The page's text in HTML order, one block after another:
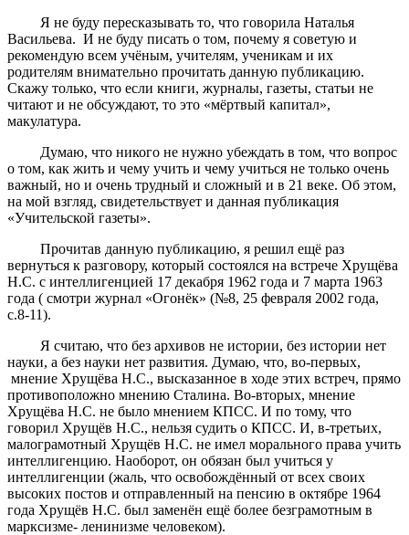
Я не буду пересказывать то, что говорила Наталья
Васильева. И не буду писать о том, почему я советую и
рекомендую всем учёным, учителям, ученикам и их
родителям внимательно прочитать данную публикацию.
Скажу только, что если книги, журналы, газеты, статьи не
читают и не обсуждают, то это «мёртвый капитал»,
макулатура.
Думаю, что никого не нужно убеждать в том, что вопрос
о том, как жить и чему учить и чему учиться не только очень
важный, но и очень трудный и сложный и в 21 веке. Об этом,
на мой взгляд, свидетельствует и данная публикация
«Учительской газеты».
Прочитав данную публикацию, я решил ещё раз
вернуться к разговору, который состоялся на встрече Хрущёва
Н.С. с интеллигенцией 17 декабря 1962 года и 7 марта 1963
года ( смотри журнал «Огонёк» (№8, 25 февраля 2002 года,
с.8-11).
Я считаю, что без архивов не истории, без истории нет
науки, а без науки нет развития. Думаю, что, во-первых,
мнение Хрущёва Н.С., высказанное в ходе этих встреч, прямо
противоположно мнению Сталина. Во-вторых, мнение
Хрущёва Н.С. не было мнением КПСС. И по тому, что
говорил Хрущёв Н.С., нельзя судить о КПСС. И, в-третьих,
малограмотный Хрущёв Н.С. не имел морального права учить
интеллигенцию. Наоборот, он обязан был учиться у
интеллигенции (жаль, что освобождённый от всех своих
высоких постов и отправленный на пенсию в октябре 1964
года Хрущёв Н.С. был заменён ещё более безграмотным в
марксизме- ленинизме человеком).